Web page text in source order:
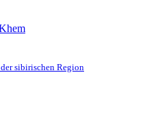
sibirischen Region